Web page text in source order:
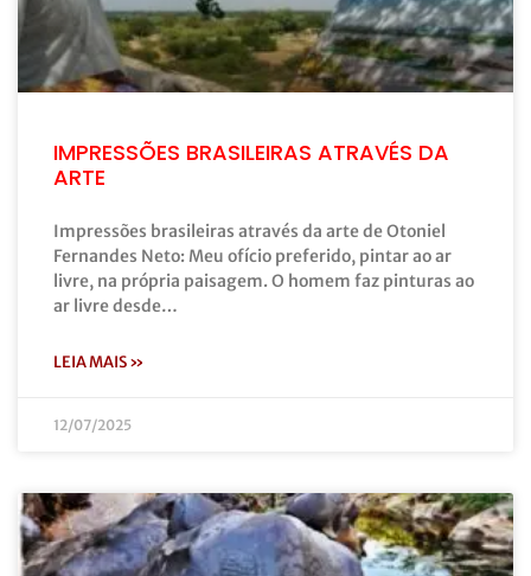
IMPRESSÕES BRASILEIRAS ATRAVÉS DA
ARTE
Impressões brasileiras através da arte de Otoniel
Fernandes Neto: Meu ofício preferido, pintar ao ar
livre, na própria paisagem. O homem faz pinturas ao
ar livre desde…
LEIA MAIS »
12/07/2025